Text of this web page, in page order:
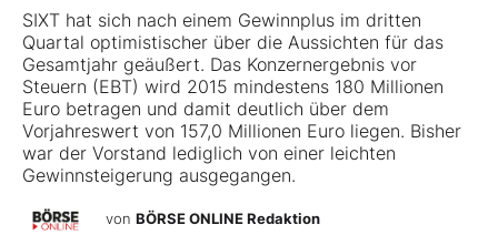
SIXT hat sich nach einem Gewinnplus im dritten
Quartal optimistischer über die Aussichten für das
Gesamtjahr geäußert. Das Konzernergebnis vor
Steuern (EBT) wird 2015 mindestens 180 Millionen
Euro betragen und damit deutlich über dem
Vorjahreswert von 157,0 Millionen Euro liegen. Bisher
war der Vorstand lediglich von einer leichten
Gewinnsteigerung ausgegangen.
von BÖRSE ONLINE Redaktion